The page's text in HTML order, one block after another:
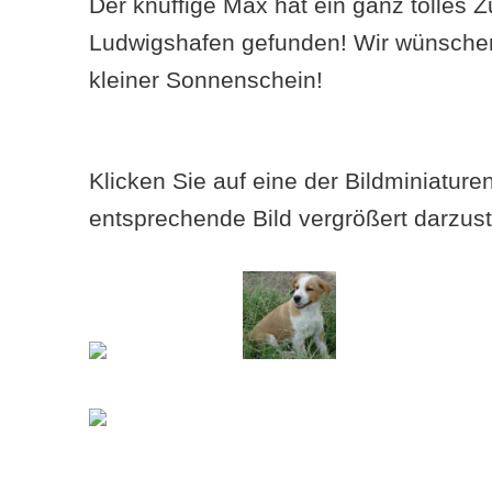
Ludwigshafen gefunden! Wir
kleiner Sonnenschein!
Klicken Sie auf eine der
entsprechende Bild vergrößert